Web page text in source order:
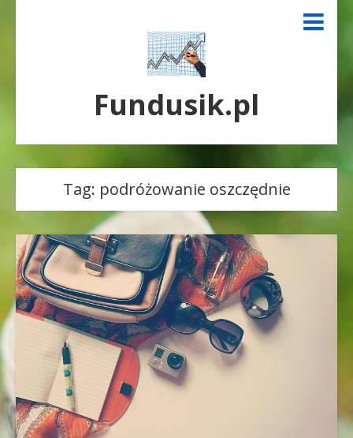
Fundusik.pl
Tag: podróżowanie oszczędnie